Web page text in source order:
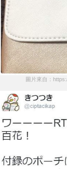
圖片來自：